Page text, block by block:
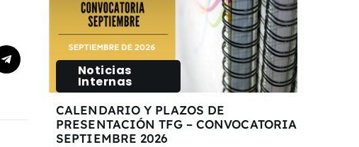
Noticias
Internas
CALENDARIO Y PLAZOS DE
PRESENTACIÓN TFG – CONVOCATORIA
SEPTIEMBRE 2026